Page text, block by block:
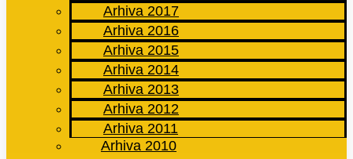
Arhiva 2017
Arhiva 2016
Arhiva 2015
Arhiva 2014
Arhiva 2013
Arhiva 2012
Arhiva 2011
Arhiva 2010